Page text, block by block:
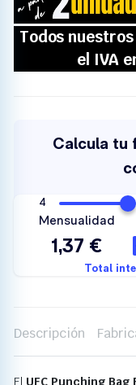
Descripción
El UFC Punching Bag